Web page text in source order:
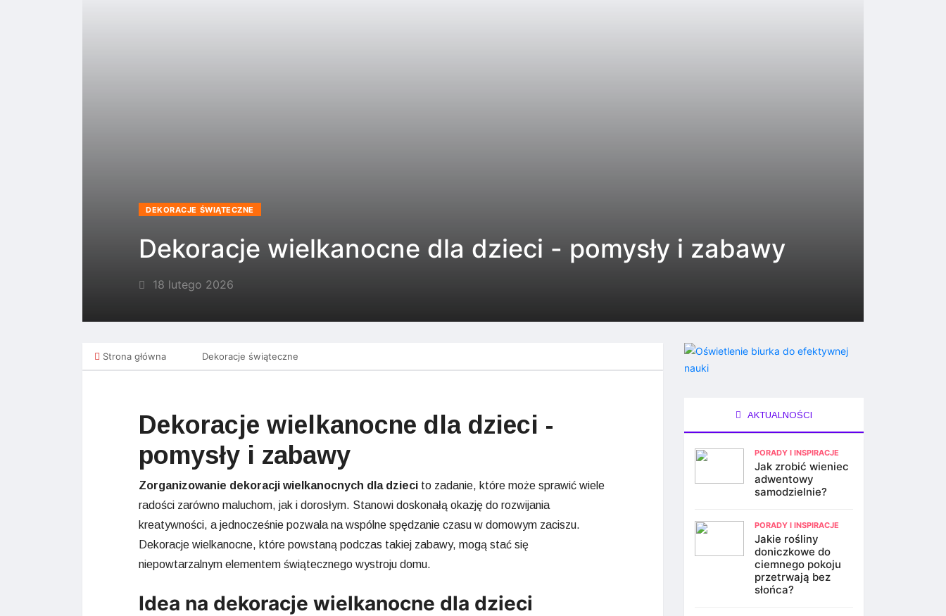
DEKORACJE ŚWIĄTECZNE
Dekoracje wielkanocne dla dzieci - pomysły i zabawy
18 lutego 2026
Strona główna Dekoracje świąteczne
Dekoracje wielkanocne dla dzieci -
pomysły i zabawy
Zorganizowanie dekoracji wielkanocnych dla dzieci to zadanie, które może sprawić wiele
radości zarówno maluchom, jak i dorosłym. Stanowi doskonałą okazję do rozwijania
kreatywności, a jednocześnie pozwala na wspólne spędzanie czasu w domowym zaciszu.
Dekoracje wielkanocne, które powstaną podczas takiej zabawy, mogą stać się
niepowtarzalnym elementem świątecznego wystroju domu.
Idea na dekoracje wielkanocne dla dzieci
AKTUALNOŚCI
PORADY I INSPIRACJE
Jak zrobić wieniec
adwentowy
samodzielnie?
PORADY I INSPIRACJE
Jakie rośliny
doniczkowe do
ciemnego pokoju
przetrwają bez
słońca?